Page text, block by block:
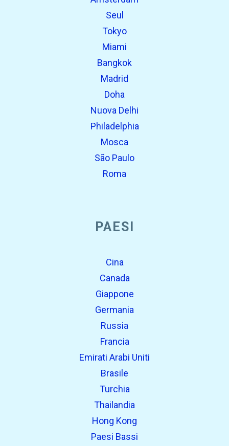
Seul
Tokyo
Miami
Bangkok
Madrid
Doha
Nuova Delhi
Philadelphia
Mosca
São Paulo
Roma
PAESI
Cina
Canada
Giappone
Germania
Russia
Francia
Emirati Arabi Uniti
Brasile
Turchia
Thailandia
Hong Kong
Paesi Bassi